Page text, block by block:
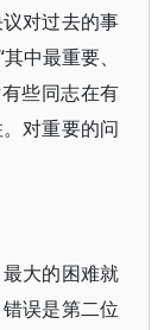
对过去的事
中最重要、
些同志在有
对重要的问
大的困难就
误是第二位